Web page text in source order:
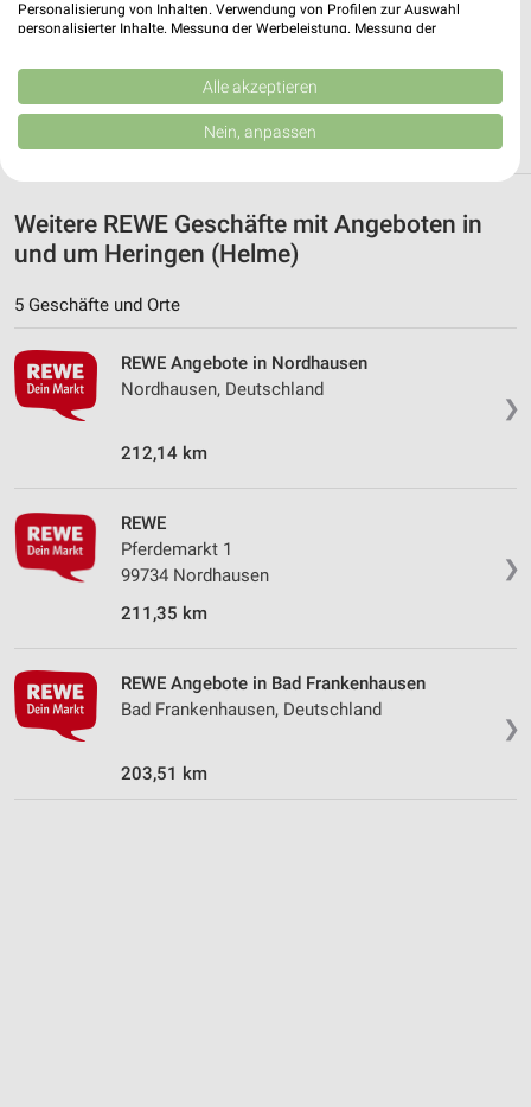
Weitere REWE Geschäfte mit Angeboten in
und um Heringen (Helme)
5 Geschäfte und Orte
❯
REWE Angebote in Nordhausen
Nordhausen, Deutschland
212,14 km
❯
REWE
Pferdemarkt 1
99734 Nordhausen
211,35 km
❯
REWE Angebote in Bad Frankenhausen
Bad Frankenhausen, Deutschland
203,51 km
Personalisierung von Inhalten. Verwendung von Profilen zur Auswahl
personalisierter Inhalte. Messung der Werbeleistung. Messung der
Kombinationen von Daten aus verschiedenen Quellen. Entwicklung und
Verbesserung der Angebote. Verwendung reduzierter Daten zur Auswahl
von Inhalten.
Daten können außerhalb der Europäischen Union weitergegeben und in die
USA gesendet werden.
Website/App.
Partnerliste anzeigen (1 IAB-Anbieter)
Wir nutzen Ihre Daten für folgende Zwecke:
Speichern von oder Zugriff auf Informationen
Verwendung reduzierter Daten zur Auswahl von
Werbeanzeigen
Erstellung von Profilen für personalisierte
Verwendung von Profilen zur Auswahl
personalisierter Werbung
von Inhalten
personalisierter Inhalte
Messung der Werbeleistung
Messung der Performance von Inhalten
Alle akzeptieren
Nein, anpassen